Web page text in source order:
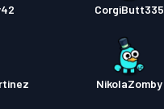
CorgiButt335
NikolaZomby